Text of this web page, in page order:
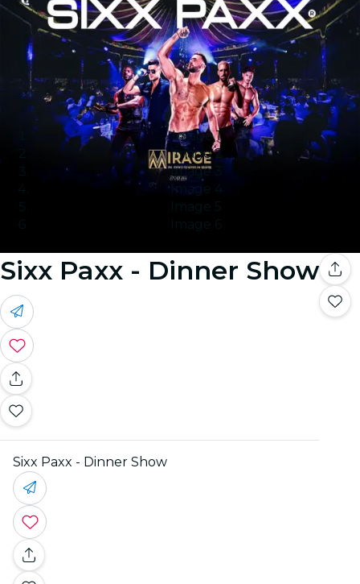
Image 1
Image 2
Image 3
Image 4
Image 5
Image 6
Sixx Paxx - Dinner Show
Sixx Paxx - Dinner Show